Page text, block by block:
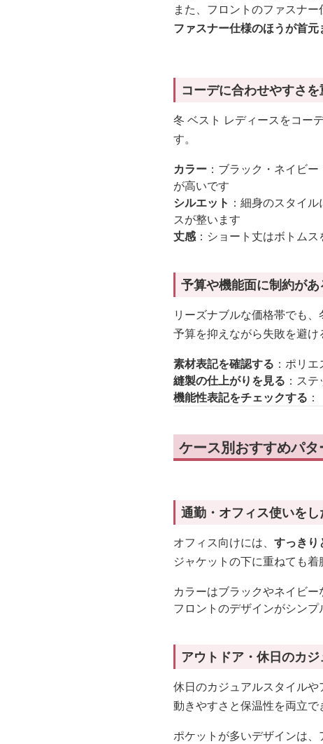
また、フロントのファスナー
ファスナー仕様のほうが首
コーデに合わせやすさ
冬 ベスト レディースをコー
す。
カラー ：ブラック・ネイビ
が高いです
シルエット ：細身のスタイ
スが整います
丈感：ショート丈はボトム
予算や機能面に制約が
リーズナブルな価格帯でも
予算を抑えながら失敗を避け
素材表記を確認する ：ポリ
縫製の仕上がりを見る ：ス
機能性表記をチェックする
ケース別おすすめパ
通勤・オフィス使いを
オフィス向けには、 すっきり
ジャケットの下に重ねても
カラーはブラックやネイビ
フロントのデザインがシン
アウトドア・休日のカ
休日のカジュアルスタイルや
動きやすさと保温性を両立で
ポケットが多いデザインは